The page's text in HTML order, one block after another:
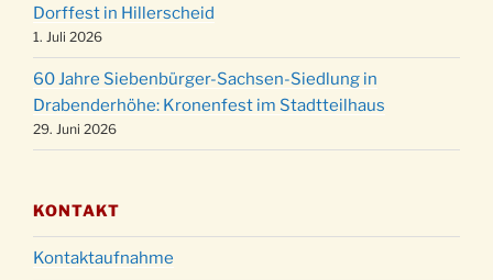
24.12.
Christmette mit der ev. Jugend in der Kirche
um 23:00 Uhr
31.12.
Gottesdienst zu Silvester in der Kirche um
18:00 Uhr
Dorffest in Hillerscheid
1. Juli 2026
60 Jahre Siebenbürger-Sachsen-Siedlung in
Drabenderhöhe: Kronenfest im Stadtteilhaus
29. Juni 2026
KONTAKT
Kontaktaufnahme